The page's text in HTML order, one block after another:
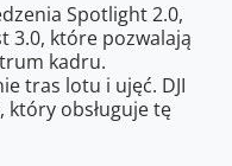
Spotlight 2.0,
3.0, które pozwalają
kadru.
tras lotu i ujęć. DJI
obsługuje tę